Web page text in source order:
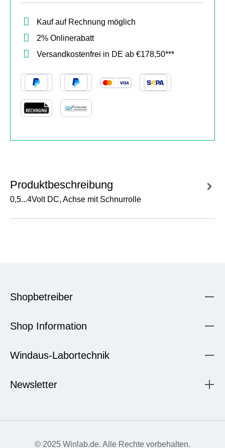
Kauf auf Rechnung möglich
2% Onlinerabatt
Versandkostenfrei in DE ab €178,50***
Produktbeschreibung
0,5...4Volt DC, Achse mit Schnurrolle
Shopbetreiber
Shop Information
Windaus-Labortechnik
Newsletter
© 2025 Winlab.de. Alle Rechte vorbehalten.